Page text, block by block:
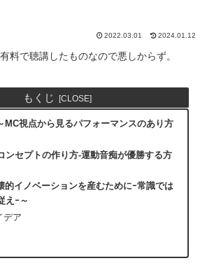
2022.03.01 2024.01.12
料で聴講したものなので悪しからず。
もくじ
MC視点から見るパフォーマンスのあり方
ンセプトの作り方-運動音痴が優勝する方
的イノベーションを産むためにｰ常識では
えｰ～
デア